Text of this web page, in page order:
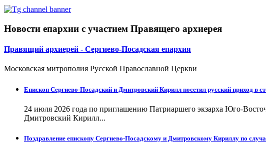
Новости епархии с участием Правящего архиерея
Правящий архиерей - Сергиево-Посадская епархия
Московская митрополия Русской Православной Церкви
Епископ Сергиево-Посадский и Дмитровский Кирилл посетил русский приход в
24 июля 2026 года по приглашению Патриаршего экзарха Юго-
Дмитровский Кирилл...
Поздравление епископу Сергиево-Посадскому и Дмитровскому Кириллу по